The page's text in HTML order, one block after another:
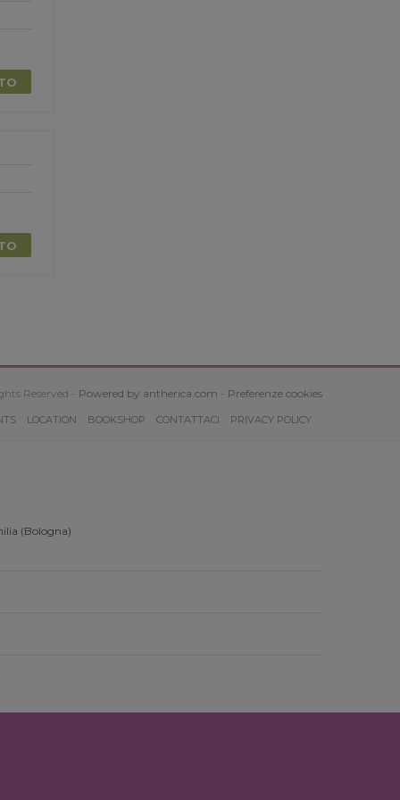
Reserved - Powered by antherica.com - Preferenze cookies
LOCATION BOOKSHOP CONTATTACI PRIVACY POLICY
(Bologna)